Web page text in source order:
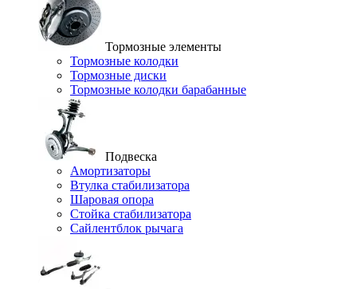
Тормозные элементы
Тормозные колодки
Тормозные диски
Тормозные колодки барабанные
Подвеска
Амортизаторы
Втулка стабилизатора
Шаровая опора
Стойка стабилизатора
Сайлентблок рычага